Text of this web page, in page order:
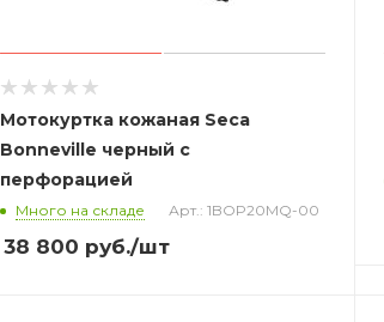
Мотокуртка кожаная Seca
Bonneville черный с
перфорацией
Много на складе Арт.: 1BOP20MQ-00
38 800 руб./шт